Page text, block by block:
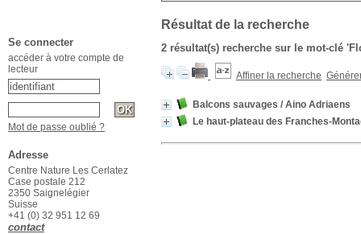
Résultat de la recherche
2 résultat(s) recherche sur le mot-clé
Affiner la recherche
Balcons sauvages / Aino Adriaens
Le haut-plateau des Franches-
Se connecter
accéder à votre compte de
lecteur
Mot de passe oublié ?
Adresse
Centre Nature Les Cerlatez
Case postale 212
2350 Saignelégier
Suisse
+41 (0) 32 951 12 69
contact